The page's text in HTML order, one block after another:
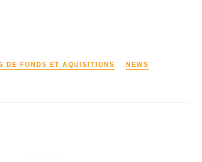
DE FONDS ET AQUISITIONS NEWS